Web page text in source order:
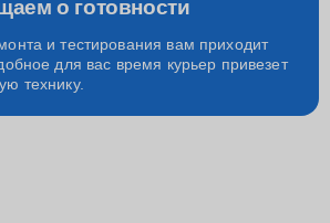
о готовности
и тестирования вам приходит
для вас время курьер привезет
технику.